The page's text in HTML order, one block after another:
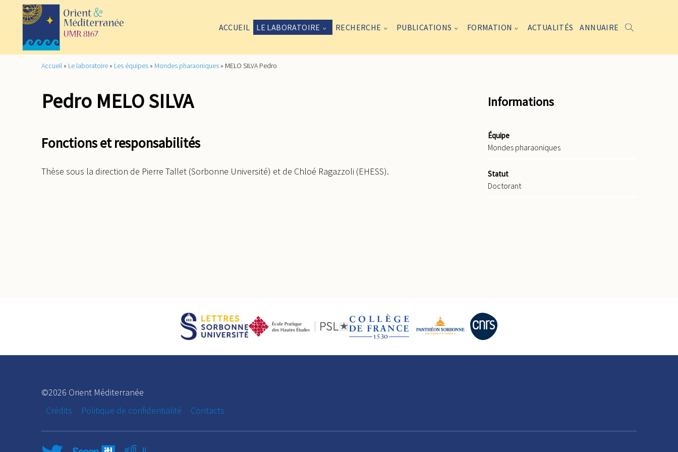
ACCUEIL LE LABORATOIRE RECHERCHE PUBLICATIONS FORMATION ACTUALITÉS ANNUAIRE
Accueil » Le laboratoire » Les équipes » Mondes pharaoniques » MELO SILVA Pedro
Pedro MELO SILVA
Fonctions et responsabilités
Thèse sous la direction de Pierre Tallet (Sorbonne Université) et de Chloé Ragazzoli (EHESS).
Informations
Équipe
Mondes pharaoniques
Statut
Doctorant
©2026 Orient Méditerranée
Crédits
Politique de confidentialité Contacts